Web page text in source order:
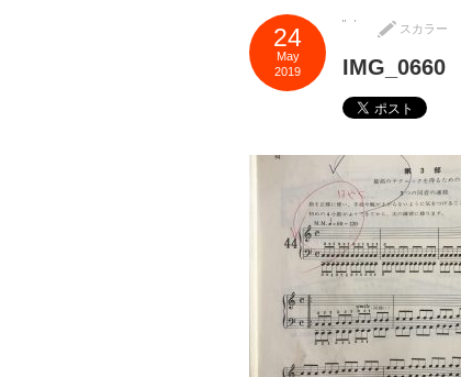
24
May
2019
スカラー
IMG_0660